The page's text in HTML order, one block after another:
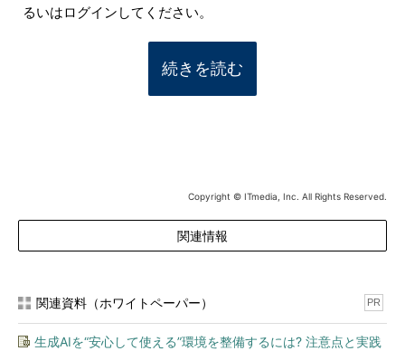
るいはログインしてください。
続きを読む
Copyright © ITmedia, Inc. All Rights Reserved.
関連情報
関連資料（ホワイトペーパー） PR
生成AIを“安心して使える”環境を整備するには? 注意点と実践